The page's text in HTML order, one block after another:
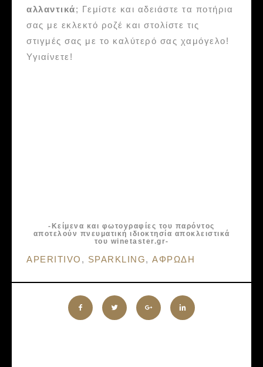
αλλαντικά; Γεμίστε και αδειάστε τα ποτήρια
σας με εκλεκτό ροζέ και στολίστε τις
στιγμές σας με το καλύτερό σας χαμόγελο!
Υγιαίνετε!
-Κείμενα και φωτογραφίες του παρόντος
αποτελούν πνευματική ιδιοκτησία αποκλειστικά
του winetaster.gr-
Tags:
APERITIVO , SPARKLING, ΑΦΡΩΔΗ